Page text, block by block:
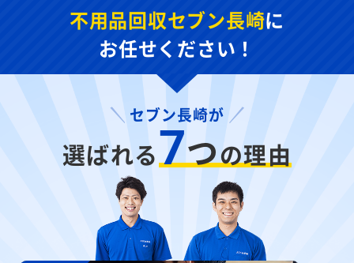
不用品回収セブン長崎に
お任せください！
セブン長崎が
選ばれる7つの理由